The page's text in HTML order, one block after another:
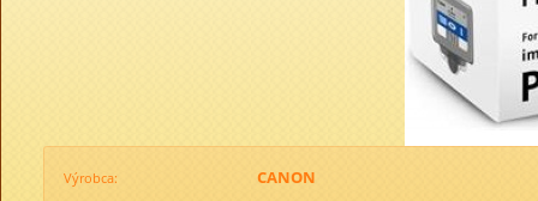
Výrobca: CANON